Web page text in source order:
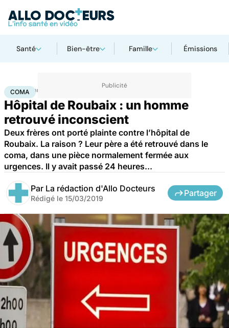
Santé Bien-être Famille Émissions
Accueil Santé
COMA
Hôpital de Roubaix : un homme
retrouvé inconscient
Deux frères ont porté plainte contre l’hôpital de
Roubaix. La raison ? Leur père a été retrouvé dans le
coma, dans une pièce normalement fermée aux
urgences. Il y avait passé 24 heures...
Par La rédaction d'Allo Docteurs
Rédigé le 15/03/2019
Partager